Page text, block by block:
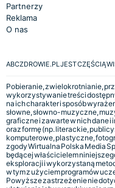
Partnerzy
Reklama
O nas
ABCZDROWIE.PL JEST CZĘŚCIĄ
Pobieranie, zwielokrotnianie,
wykorzystywanie treści
na ich charakter i sposób
słowne, słowno-muzyczne,
graficzne i zawarte w nich dane i
oraz formę (np. literackie,
komputerowe, plastyczne,
zgody Wirtualna Polska Media
będącej właścicielem
eksploracji i wykorzystaną
w tym z użyciem programów
Powyższe zastrzeżenie nie